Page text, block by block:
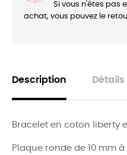
Si vous n'êtes pas
achat, vous pouvez le
Description
Bracelet en coton liberty
Plaque ronde de 10 mm